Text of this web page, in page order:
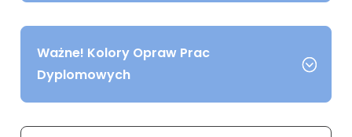
Ważne! Kolory Opraw Prac
Dyplomowych